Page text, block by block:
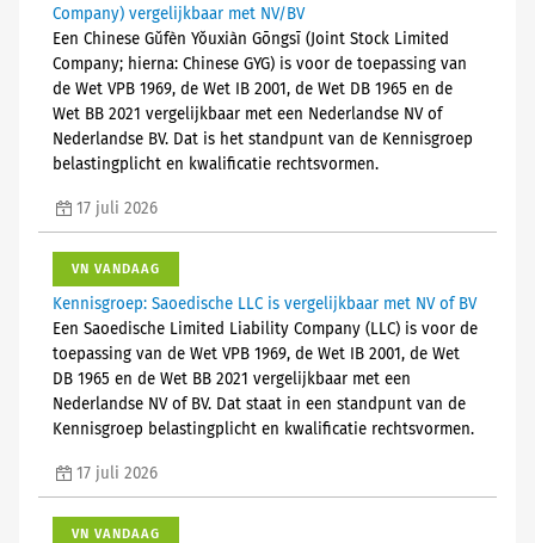
Company) vergelijkbaar met NV/BV
Een Chinese Gǔfèn Yǒuxiàn Gōngsī (Joint Stock Limited
Company; hierna: Chinese GYG) is voor de toepassing van
de Wet VPB 1969, de Wet IB 2001, de Wet DB 1965 en de
Wet BB 2021 vergelijkbaar met een Nederlandse NV of
Nederlandse BV. Dat is het standpunt van de Kennisgroep
belastingplicht en kwalificatie rechtsvormen.
17 juli 2026
VN VANDAAG
Kennisgroep: Saoedische LLC is vergelijkbaar met NV of BV
Een Saoedische Limited Liability Company (LLC) is voor de
toepassing van de Wet VPB 1969, de Wet IB 2001, de Wet
DB 1965 en de Wet BB 2021 vergelijkbaar met een
Nederlandse NV of BV. Dat staat in een standpunt van de
Kennisgroep belastingplicht en kwalificatie rechtsvormen.
17 juli 2026
VN VANDAAG